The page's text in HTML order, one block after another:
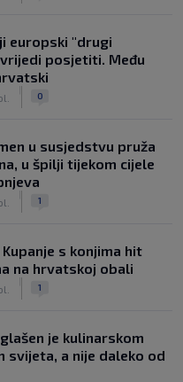
europski "drugi
posjetiti. Među
0
u susjedstvu pruža
u špilji tijekom cijele
1
Kupanje s konjima hit
na hrvatskoj obali
1
je kulinarskom
svijeta, a nije daleko od